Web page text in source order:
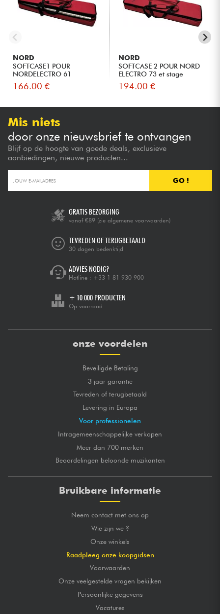
NORD
SOFTCASE1 POUR
NORDELECTRO 61
166.00 €
NORD
SOFTCASE 2 POUR NORD
ELECTRO 73 et stage
compact 7...
194.00 €
Mis niets
door onze nieuwsbrief te ontvangen
Blijf op de hoogte van goede deals, exclusieve
aanbiedingen, nieuwe producten...
GO !
GRATIS BEZORGING
vanaf €89 (zie algemene voorwaarden)
TEVREDEN OF TERUGBETAALD
30 dagen bedenktijd
ADVIES NODIG?
Hotline : +33 1 81 930 900
+ 10.000 PRODUCTEN
Op voorraad
onze voordelen
Beveiligde Betaling
3 jaar garantie
Tevreden of terugbetaald
Levering in Europa
Voor professionelen
Intragemeenschappelijke verkopen
Meer dan 700 merken
Beoordelingen beloonde muzikanten
Bruikbare informatie
Neem contact met ons op
Wie zijn we ?
Onze winkels
Raadpleeg onze koopgidsen
Voorwaarden
Onze veelgestelde vragen bekijken
Persoonlijke gegevens
Vacatures